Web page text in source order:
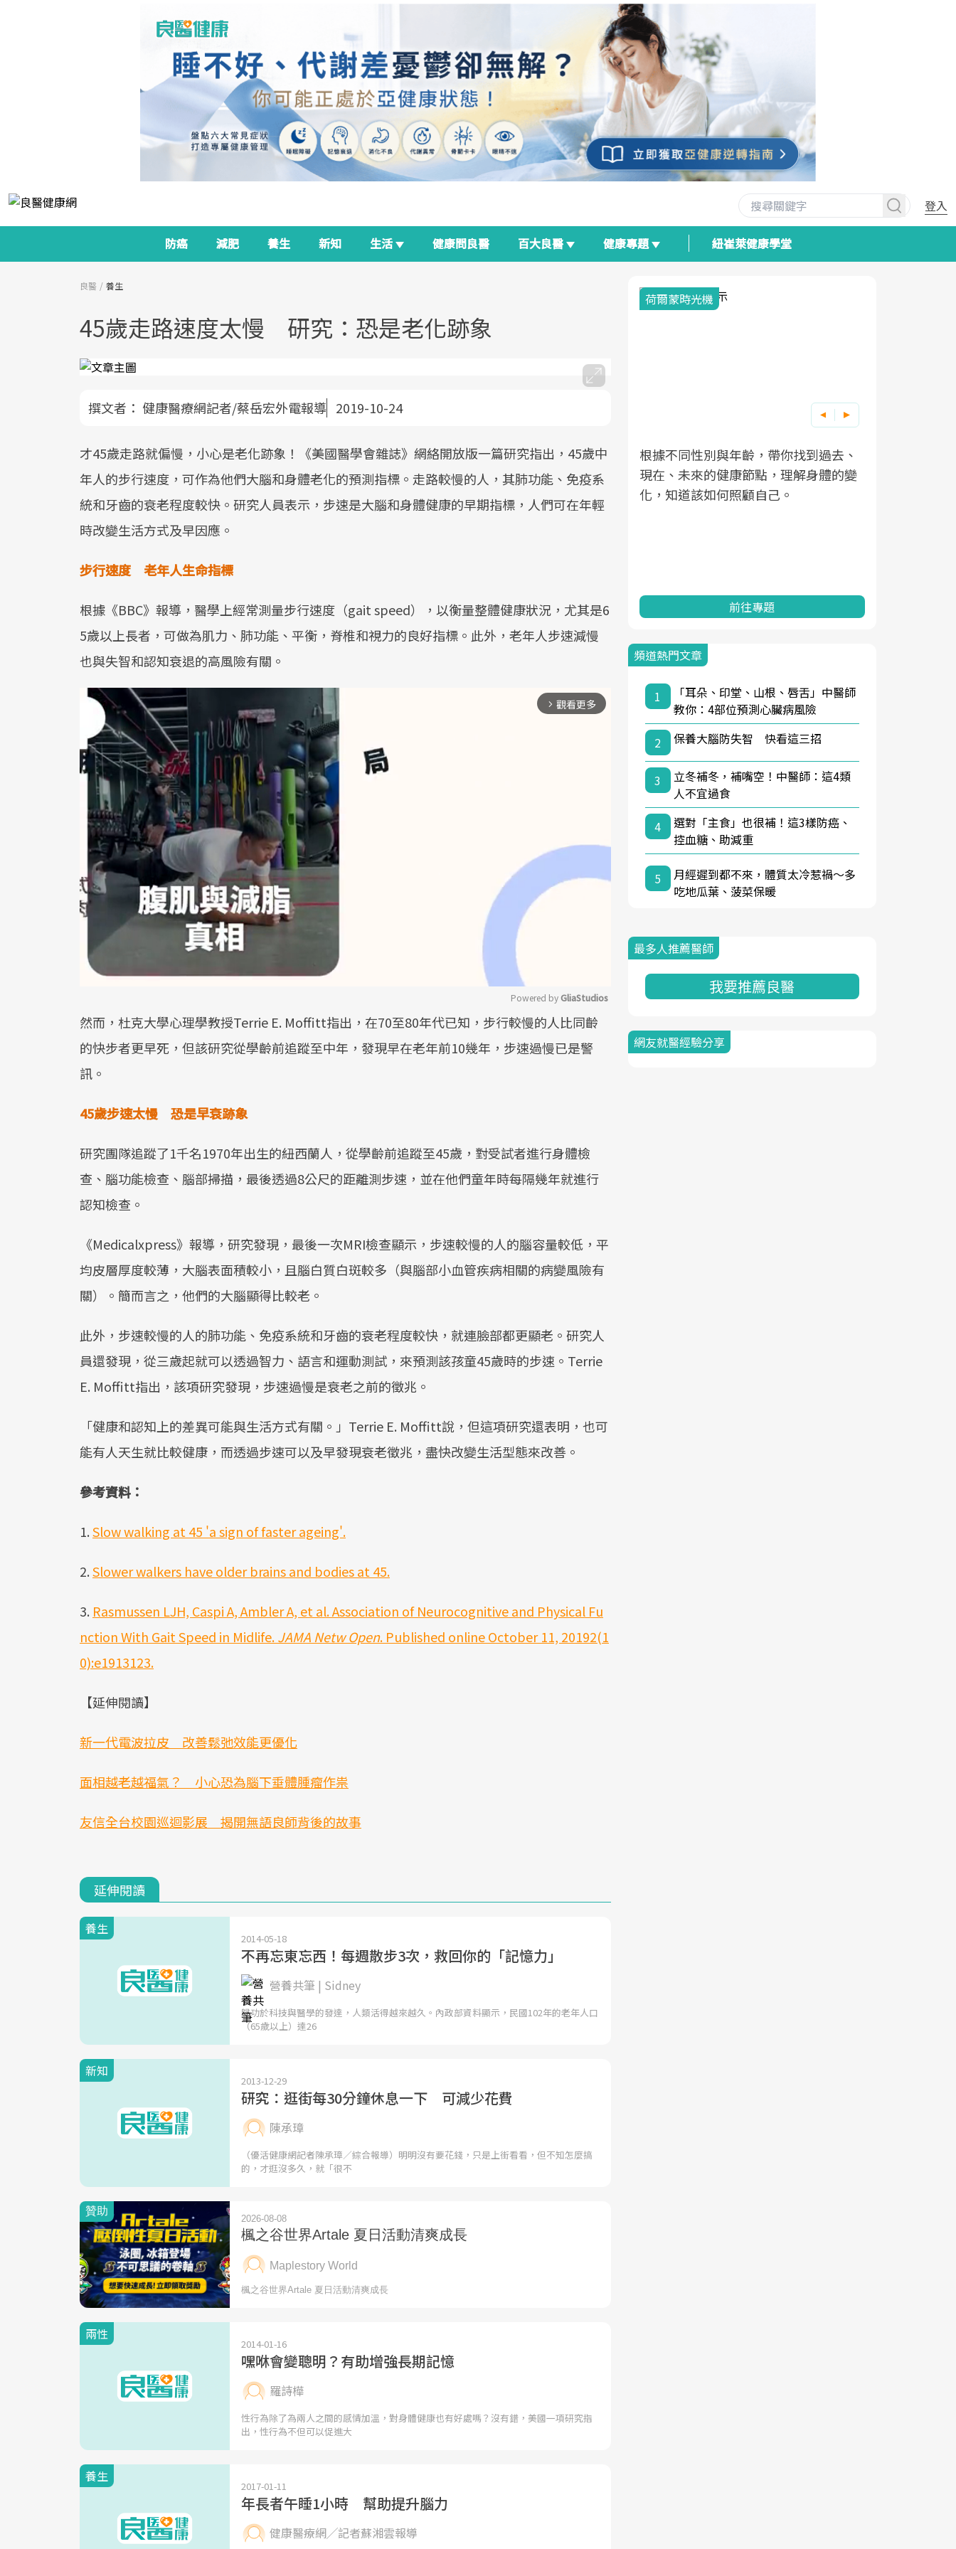
登入
防癌 減肥 養生 新知 生活 健康問良醫 百大良醫 健康專題 紐崔萊健康學堂
良醫 養生
45歲走路速度太慢 研究：恐是老化跡象
撰文者： 健康醫療網記者/蔡岳宏外電報導 2019-10-24
才45歲走路就偏慢，小心是老化跡象！《美國醫學會雜誌》網絡開放版一篇研究指出，45歲中
年人的步行速度，可作為他們大腦和身體老化的預測指標。走路較慢的人，其肺功能、免疫系
統和牙齒的衰老程度較快。研究人員表示，步速是大腦和身體健康的早期指標，人們可在年輕
時改變生活方式及早因應。
步行速度 老年人生命指標
根據《BBC》報導，醫學上經常測量步行速度（gait speed），以衡量整體健康狀況，尤其是6
5歲以上長者，可做為肌力、肺功能、平衡，脊椎和視力的良好指標。此外，老年人步速減慢
也與失智和認知衰退的高風險有關。
arrow_forward_ios 觀看更多
Mute
Powered by GliaStudios
然而，杜克大學心理學教授Terrie E. Moffitt指出，在70至80年代已知，步行較慢的人比同齡
的快步者更早死，但該研究從學齡前追蹤至中年，發現早在老年前10幾年，步速過慢已是警
訊。
45歲步速太慢 恐是早衰跡象
研究團隊追蹤了1千名1970年出生的紐西蘭人，從學齡前追蹤至45歲，對受試者進行身體檢
查、腦功能檢查、腦部掃描，最後透過8公尺的距離測步速，並在他們童年時每隔幾年就進行
認知檢查。
《Medicalxpress》報導，研究發現，最後一次MRI檢查顯示，步速較慢的人的腦容量較低，平
均皮層厚度較薄，大腦表面積較小，且腦白質白斑較多（與腦部小血管疾病相關的病變風險有
關）。簡而言之，他們的大腦顯得比較老。
此外，步速較慢的人的肺功能、免疫系統和牙齒的衰老程度較快，就連臉部都更顯老。研究人
員還發現，從三歲起就可以透過智力、語言和運動測試，來預測該孩童45歲時的步速。Terrie
E. Moffitt指出，該項研究發現，步速過慢是衰老之前的徵兆。
「健康和認知上的差異可能與生活方式有關。」Terrie E. Moffitt說，但這項研究還表明，也可
能有人天生就比較健康，而透過步速可以及早發現衰老徵兆，盡快改變生活型態來改善。
參考資料：
1.Slow walking at 45 'a sign of faster ageing'.
2.Slower walkers have older brains and bodies at 45.
3. Rasmussen LJH, Caspi A, Ambler A, et al. Association of Neurocognitive and Physical Fu
nction With Gait Speed in Midlife.JAMA Netw Open. Published online October 11, 20192(1
0):e1913123.
【延伸閱讀】
新一代電波拉皮 改善鬆弛效能更優化
面相越老越福氣？ 小心恐為腦下垂體腫瘤作祟
友信全台校園巡迴影展 揭開無語良師背後的故事
延伸閱讀
養生
2014-05-18
不再忘東忘西！每週散步3次，救回你的「記憶力」
營養共筆 | Sidney
歸功於科技與醫學的發達，人類活得越來越久。內政部資料顯示，民國102年的老年人口
（65歲以上）達26
新知
2013-12-29
研究：逛街每30分鐘休息一下 可減少花費
陳承璋
（優活健康網記者陳承璋／綜合報導）明明沒有要花錢，只是上街看看，但不知怎麼搞
的，才逛沒多久，就「很不
兩性
2014-01-16
嘿咻會變聰明？有助增強長期記憶
羅詩樺
性行為除了為兩人之間的感情加溫，對身體健康也有好處嗎？沒有錯，美國一項研究指
出，性行為不但可以促進大
養生
2017-01-11
年長者午睡1小時 幫助提升腦力
健康醫療網╱記者蘇湘雲報導
面對超高齡社會的浪潮，台灣正在快速
邁向「健康照護」的新時代。隨著國家
政策如「健康台灣推動委員會」與「長
照3.0」的推進，「預防醫學」已成全民
前往專題
2025年，就到良醫生活祭體驗「一站式
健康新生活」，從講座、體驗到運動，
全面啟動你的健康革命！
前往專題
良醫健康網從「換季的身體變化」出
發，透過醫學觀點與日常感受的對話，
建立對亞健康的認知，進而引導實際的
改善行動。
前往專題
荷爾蒙時光機
根據不同性別與年齡，帶你找到過去、
現在、未來的健康節點，理解身體的變
化，知道該如何照顧自己。
前往專題
頻道熱門文章
1
「耳朵、印堂、山根、唇舌」中醫師
教你：4部位預測心臟病風險
2
保養大腦防失智 快看這三招
3
立冬補冬，補嘴空！中醫師：這4類
人不宜過食
4
選對「主食」也很補！這3樣防癌、
控血糖、助減重
5
月經遲到都不來，體質太冷惹禍〜多
吃地瓜葉、菠菜保暖
最多人推薦醫師
我要推薦良醫
網友就醫經驗分享